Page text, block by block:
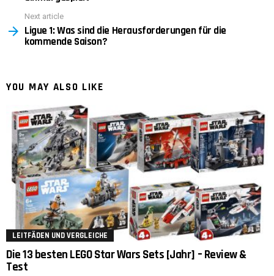
Next article
Ligue 1: Was sind die Herausforderungen für die
kommende Saison?
YOU MAY ALSO LIKE
LEITFÄDEN UND VERGLEICHE
Die 13 besten LEGO Star Wars Sets [Jahr] – Review &
Test